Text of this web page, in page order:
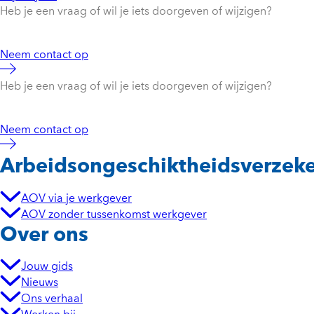
Heb je een vraag of wil je iets doorgeven of wijzigen?
Neem contact op
Heb je een vraag of wil je iets doorgeven of wijzigen?
Neem contact op
AOV via je werkgever
AOV zonder tussenkomst werkgever
Over ons
Jouw gids
Nieuws
Ons verhaal